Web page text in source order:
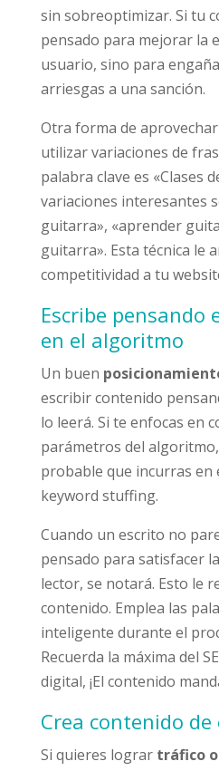
sin sobreoptimizar. Si tu
pensado para mejorar la
usuario, sino para
arriesgas a una sanción.
Otra forma de
utilizar variaciones de
palabra clave es «Clases
variaciones interesantes
guitarra», «aprender
guitarra». Esta técnica le
competitividad a tu
Escribe pensando
en el algoritmo
Un buen
escribir contenido
lo leerá. Si te enfocas en
parámetros del
probable que incurras en
keyword stuffing.
Cuando un escrito no
pensado para satisfacer
lector, se notará. Esto le
contenido. Emplea las
inteligente durante el
Recuerda la máxima del
digital, ¡El contenido
Crea contenido de
Si quieres logrartráfico